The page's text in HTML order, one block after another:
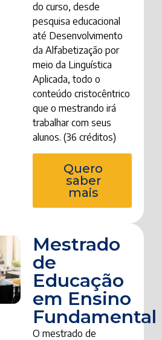
do curso, desde
pesquisa educacional
até Desenvolvimento
da Alfabetização por
meio da Linguística
Aplicada, todo o
conteúdo cristocêntrico
que o mestrando irá
trabalhar com seus
alunos. (36 créditos)
Quero
saber
mais
Mestrado
de
Educação
em Ensino
Fundamental
O mestrado de